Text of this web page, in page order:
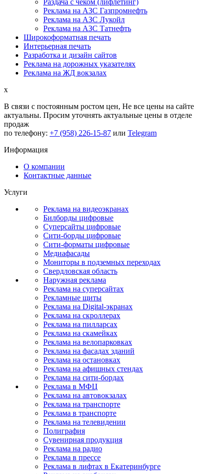
Реклама на АЗС Газпромнефть
Реклама на АЗС Лукойл
Реклама на АЗС Татнефть
Широкоформатная печать
Интерьерная печать
Разработка и дизайн сайтов
Реклама на дорожных указателях
Реклама на ЖД вокзалах
x
В связи с постоянным ростом цен, Не все цены на сайте
актуальны. Просим уточнять актуальные цены в отделе
продаж
по телефону: +7 (958) 226-15-87 или Telegram
Информация
О компании
Контактные данные
Услуги
Реклама на видеоэкранах
Билборды цифровые
Суперсайты цифровые
Сити-борды цифровые
Сити-форматы цифровые
Медиафасады
Мониторы в подземных переходах
Свердловская область
Наружная реклама
Реклама на суперсайтах
Рекламные щиты
Реклама на Digital-экранах
Реклама на скроллерах
Реклама на пилларсах
Реклама на скамейках
Реклама на велопарковках
Реклама на фасадах зданий
Реклама на остановках
Реклама на афишных стендах
Реклама на сити-бордах
Реклама в МФЦ
Реклама на автовокзалах
Реклама на транспорте
Реклама в транспорте
Реклама на телевидении
Полиграфия
Сувенирная продукция
Реклама на радио
Реклама в прессе
Реклама в лифтах в Екатеринбурге